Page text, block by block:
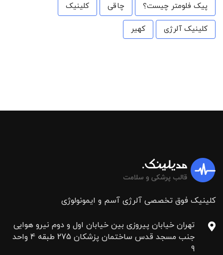
پیک فلومتر چیست؟ چاقی کلینیک
کلینیک آلرژی کهیر
کلینیک فوق تخصصی آلرژی آسم و ایمونولوژی
تهران خیابان پیروزی بین خیابان اول و دوم نیرو هوایی
جنب مسجد قدس ساختمان پزشکان 275 طبقه 4 واحد
9